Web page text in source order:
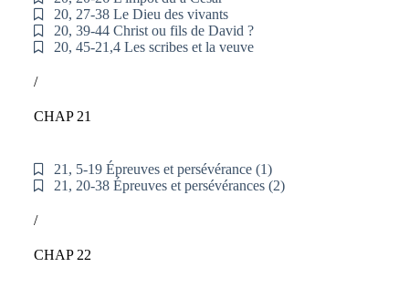
20, 27-38 Le Dieu des vivants
20, 39-44 Christ ou fils de David ?
20, 45-21,4 Les scribes et la veuve
/
CHAP 21
21, 5-19 Épreuves et persévérance (1)
21, 20-38 Épreuves et persévérances (2)
/
CHAP 22